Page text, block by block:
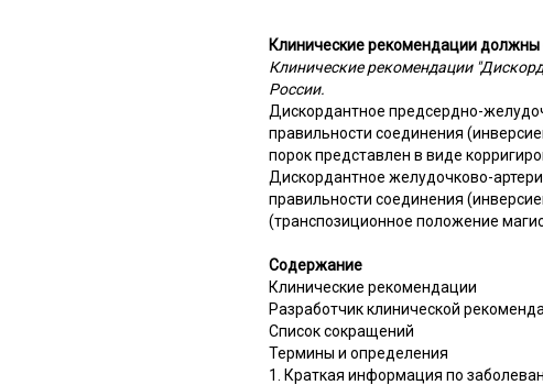
Клинические рекомендации
Клинические рекомендации
России.
Дискордантное предсердно-
правильности соединения
порок представлен в виде
Дискордантное желудочково-
правильности соединения
(транспозиционное положение
Содержание
Клинические рекомендации
Разработчик клинической
Список сокращений
Термины и определения
1. Краткая информация по